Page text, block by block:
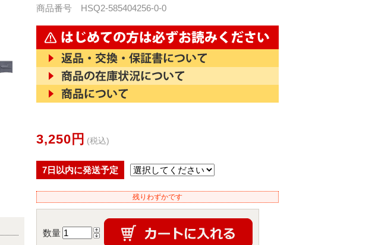
商品番号 HSQ2-585404256-0-0
3,250円 (税込)
7日以内に発送予定
残りわずかです
数量